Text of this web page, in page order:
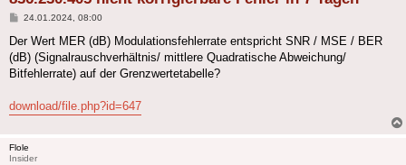
Beitrag
24.01.2024, 08:00
Der Wert MER (dB) Modulationsfehlerrate entspricht SNR / MSE / BER
(dB) (Signalrauschverhältnis/ mittlere Quadratische Abweichung/
Bitfehlerrate) auf der Grenzwertetabelle?
download/file.php?id=647
Flole
Insider